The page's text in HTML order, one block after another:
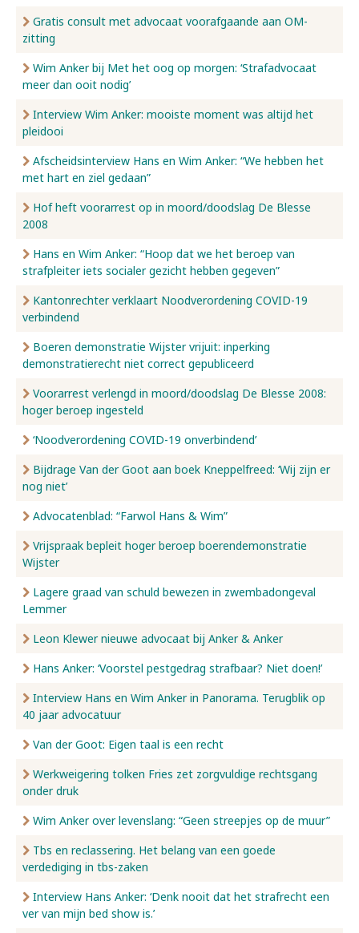
Gratis consult met advocaat voorafgaande aan OM-
zitting
Wim Anker bij Met het oog op morgen: ‘Strafadvocaat
meer dan ooit nodig’
Interview Wim Anker: mooiste moment was altijd het
pleidooi
Afscheidsinterview Hans en Wim Anker: “We hebben het
met hart en ziel gedaan”
Hof heft voorarrest op in moord/doodslag De Blesse
2008
Hans en Wim Anker: “Hoop dat we het beroep van
strafpleiter iets socialer gezicht hebben gegeven”
Kantonrechter verklaart Noodverordening COVID-19
verbindend
Boeren demonstratie Wijster vrijuit: inperking
demonstratierecht niet correct gepubliceerd
Voorarrest verlengd in moord/doodslag De Blesse 2008:
hoger beroep ingesteld
‘Noodverordening COVID-19 onverbindend’
Bijdrage Van der Goot aan boek Kneppelfreed: ‘Wij zijn er
nog niet’
Advocatenblad: “Farwol Hans & Wim”
Vrijspraak bepleit hoger beroep boerendemonstratie
Wijster
Lagere graad van schuld bewezen in zwembadongeval
Lemmer
Leon Klewer nieuwe advocaat bij Anker & Anker
Hans Anker: ‘Voorstel pestgedrag strafbaar? Niet doen!’
Interview Hans en Wim Anker in Panorama. Terugblik op
40 jaar advocatuur
Van der Goot: Eigen taal is een recht
Werkweigering tolken Fries zet zorgvuldige rechtsgang
onder druk
Wim Anker over levenslang: “Geen streepjes op de muur”
Tbs en reclassering. Het belang van een goede
verdediging in tbs-zaken
Interview Hans Anker: ‘Denk nooit dat het strafrecht een
ver van mijn bed show is.’